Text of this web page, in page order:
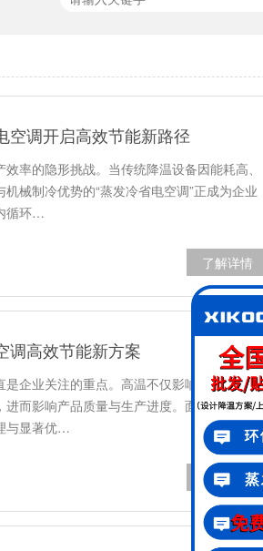
空调开启高效节能新路径
率的隐形挑战。当传统降温设备因能耗高、
械制冷优势的“蒸发冷省电空调”正成为企业
循环…
了解详情
调高效节能新方案
企业关注的重点。高温不仅影响工人的工作
而影响产品质量与生产进度。面对这一挑
与显著优…
了解详情